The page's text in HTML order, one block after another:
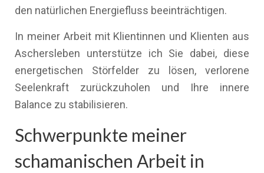
den natürlichen Energiefluss beeinträchtigen.
In meiner Arbeit mit Klientinnen und Klienten aus
Aschersleben unterstütze ich Sie dabei, diese
energetischen Störfelder zu lösen, verlorene
Seelenkraft zurückzuholen und Ihre innere
Balance zu stabilisieren.
Schwerpunkte meiner
schamanischen Arbeit in